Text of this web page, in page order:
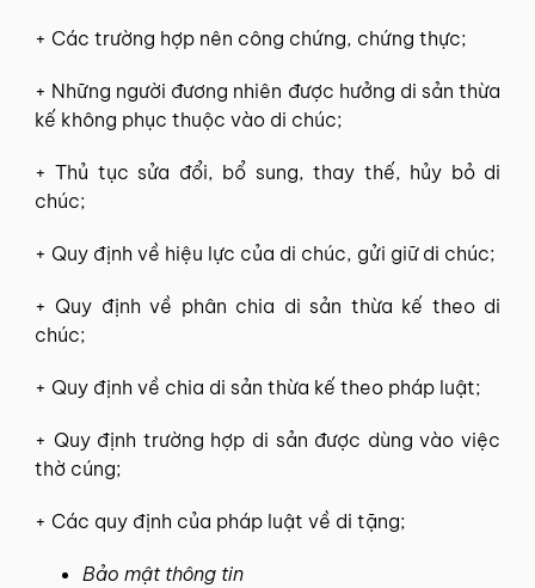
+ Các trường hợp nên công chứng, chứng thực;
+ Những người đương nhiên được hưởng di sản thừa
kế không phục thuộc vào di chúc;
+ Thủ tục sửa đổi, bổ sung, thay thế, hủy bỏ di
chúc;
+ Quy định về hiệu lực của di chúc, gửi giữ di chúc;
+ Quy định về phân chia di sản thừa kế theo di
chúc;
+ Quy định về chia di sản thừa kế theo pháp luật;
+ Quy định trường hợp di sản được dùng vào việc
thờ cúng;
+ Các quy định của pháp luật về di tặng;
Bảo mật thông tin